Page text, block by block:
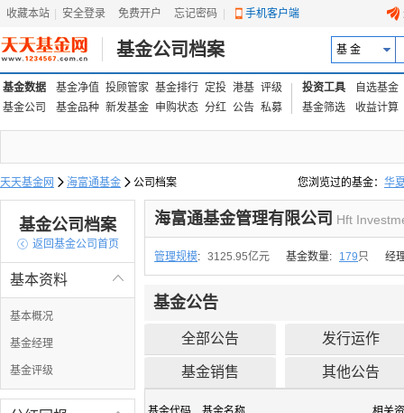
收藏本站 安全登录 免费开户 忘记密码 手机客户端
基金公司档案 基 金
基金数据 基金净值 投顾管家 基金排行 定投 港基 评级
基金公司
基金品种 新发基金 申购状态 分红 公告 私募
投资工具
自选基金
基金筛选
收益计算
天天基金网  海富通基金  公司档案 您浏览过的基金： 华
易方达上证中盘ETF联
基金公司档案
 返回基金公司首页

基本资料
基本概况
基金经理
基金评级
海富通基金管理有限公司 Hft
管理规模: 3125.95亿元 基金数量: 179只 经
基金公告
全部公告 发行运作
基金销售 其他公告